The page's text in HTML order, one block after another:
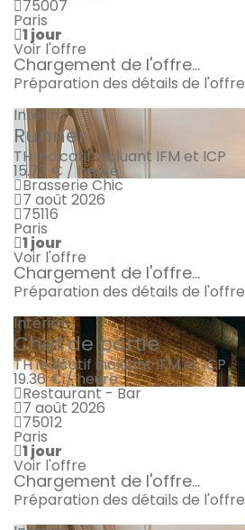
75007
Paris
1 jour
Voir l'offre
Chargement de l'offre...
Préparation des détails de l'offre
Intérim
Runner
TH indicatif incluant IFM et ICP
15.73 € / heure
Brasserie Chic
7 août 2026
75116
Paris
1 jour
Voir l'offre
Chargement de l'offre...
Préparation des détails de l'offre
Intérim
Chef de partie
TH indicatif incluant IFM et ICP
19.36 € / heure
Restaurant - Bar
7 août 2026
75012
Paris
1 jour
Voir l'offre
Chargement de l'offre...
Préparation des détails de l'offre